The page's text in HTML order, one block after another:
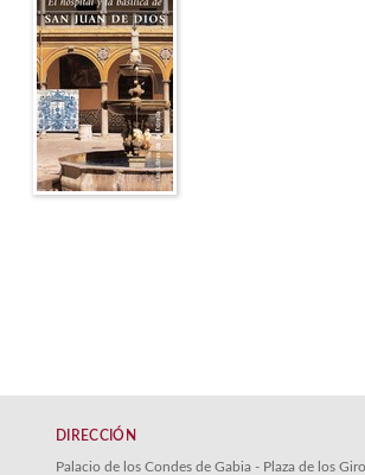
DIRECCIÓN
Palacio de los Condes de Gabia - Plaza de los